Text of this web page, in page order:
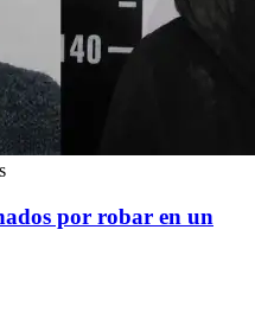
por robar en un